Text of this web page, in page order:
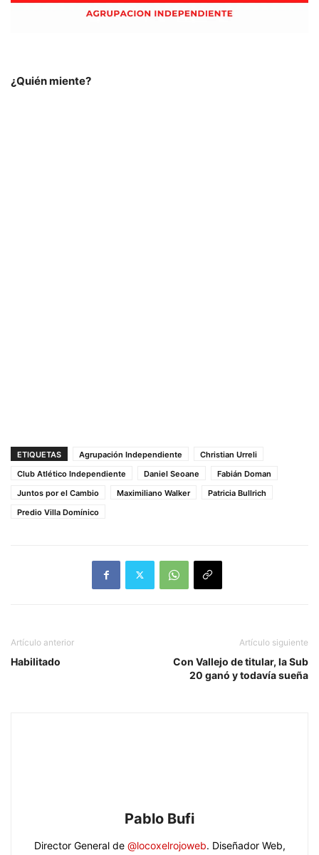
¿Quién miente?
ETIQUETAS Agrupación Independiente
Christian Urreli
Club Atlético Independiente
Daniel Seoane
Fabián Doman
Juntos por el Cambio
Maximiliano Walker
Patricia Bullrich
Predio Villa Domínico
Artículo anterior
Habilitado
Artículo siguiente
Con Vallejo de titular, la Sub
20 ganó y todavía sueña
Pablo Bufi
Director General de @locoxelrojoweb. Diseñador Web,